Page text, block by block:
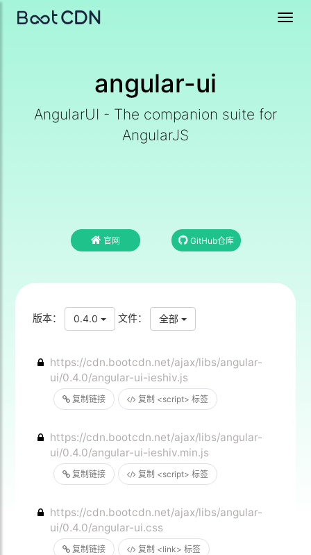
angular-ui
AngularUI - The companion suite for
AngularJS
官网 GitHub仓库
版本： 0.4.0 文件： 全部
复制链接 复制 <script> 标签
https://cdn.bootcdn.net/ajax/libs/angular-
ui/0.4.0/angular-ui-ieshiv.js
复制链接 复制 <script> 标签
https://cdn.bootcdn.net/ajax/libs/angular-
ui/0.4.0/angular-ui-ieshiv.min.js
复制链接 复制 <link> 标签
https://cdn.bootcdn.net/ajax/libs/angular-
ui/0.4.0/angular-ui.css